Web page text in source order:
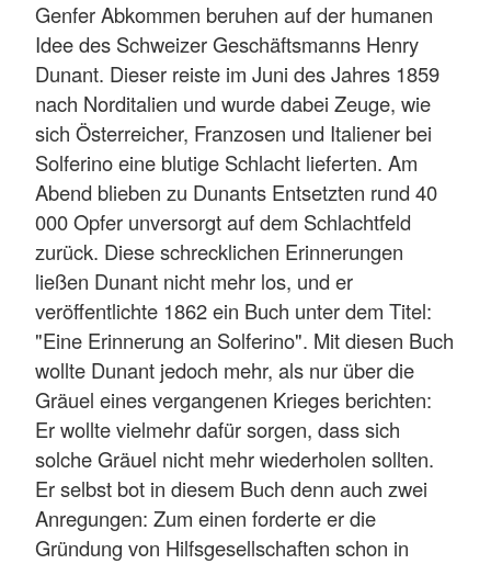
Genfer Abkommen beruhen auf der humanen
Idee des Schweizer Geschäftsmanns Henry
Dunant. Dieser reiste im Juni des Jahres 1859
nach Norditalien und wurde dabei Zeuge, wie
sich Österreicher, Franzosen und Italiener bei
Solferino eine blutige Schlacht lieferten. Am
Abend blieben zu Dunants Entsetzten rund 40
000 Opfer unversorgt auf dem Schlachtfeld
zurück. Diese schrecklichen Erinnerungen
ließen Dunant nicht mehr los, und er
veröffentlichte 1862 ein Buch unter dem Titel:
"Eine Erinnerung an Solferino". Mit diesen Buch
wollte Dunant jedoch mehr, als nur über die
Gräuel eines vergangenen Krieges berichten:
Er wollte vielmehr dafür sorgen, dass sich
solche Gräuel nicht mehr wiederholen sollten.
Er selbst bot in diesem Buch denn auch zwei
Anregungen: Zum einen forderte er die
Gründung von Hilfsgesellschaften schon in